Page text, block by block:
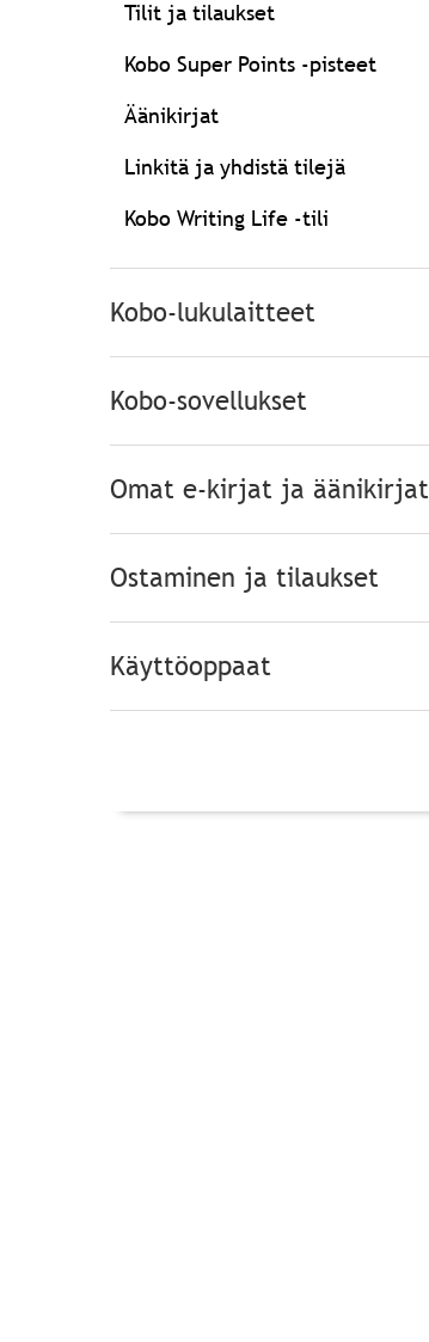
Tilit ja tilaukset
Kobo Super Points -pisteet
Äänikirjat
Linkitä ja yhdistä tilejä
Kobo Writing Life -tili
Kobo-lukulaitteet
Kobo-sovellukset
Omat e-kirjat ja äänikirjat
Ostaminen ja tilaukset
Käyttöoppaat